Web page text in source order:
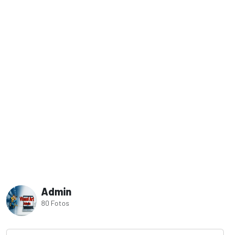
Admin
80 Fotos